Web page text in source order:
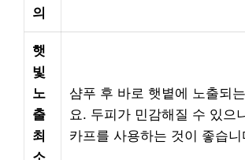
의
햇
빛
노
출
최
소
샴푸 후 바로 햇볕에 노출되
요. 두피가 민감해질 수 있으
카프를 사용하는 것이 좋습니